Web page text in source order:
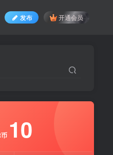
发布 开通会员
10
10